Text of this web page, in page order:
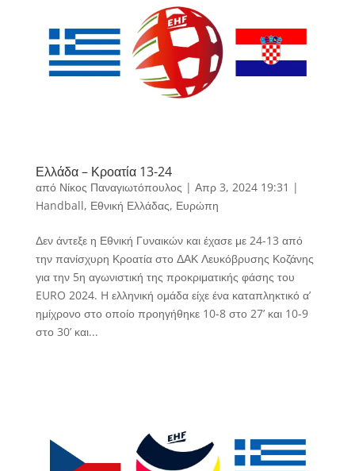
Ελλάδα – Κροατία 13-24
από Νίκος Παναγιωτόπουλος | Απρ 3, 2024 19:31 |
Handball, Εθνική Ελλάδας, Ευρώπη
Δεν άντεξε η Εθνική Γυναικών και έχασε με 24-13 από
την πανίσχυρη Κροατία στο ΔΑΚ Λευκόβρυσης Κοζάνης
για την 5η αγωνιστική της προκριματικής φάσης του
EURO 2024. H ελληνική ομάδα είχε ένα καταπληκτικό α’
ημίχρονο στο οποίο προηγήθηκε 10-8 στο 27’ και 10-9
στο 30’ και...